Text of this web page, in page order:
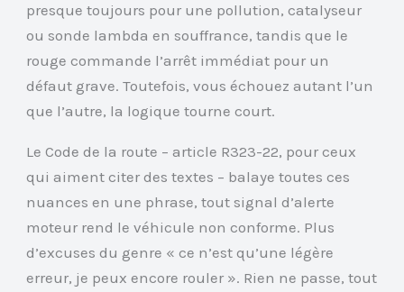
presque toujours pour une pollution, catalyseur
ou sonde lambda en souffrance, tandis que le
rouge commande l’arrêt immédiat pour un
défaut grave. Toutefois, vous échouez autant l’un
que l’autre, la logique tourne court.
Le Code de la route – article R323-22, pour ceux
qui aiment citer des textes – balaye toutes ces
nuances en une phrase, tout signal d’alerte
moteur rend le véhicule non conforme. Plus
d’excuses du genre « ce n’est qu’une légère
erreur, je peux encore rouler ». Rien ne passe, tout